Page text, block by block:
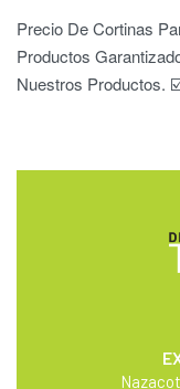
Precio De Cortinas
Productos
Nuestros Productos.